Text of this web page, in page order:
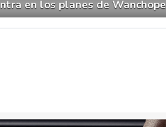
en los planes de Wanchope